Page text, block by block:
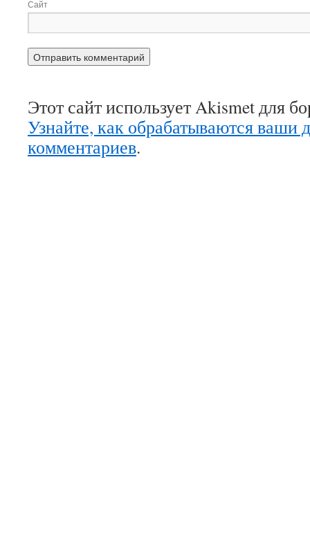
Сайт
Этот сайт использует Akismet для
Узнайте, как обрабатываются ваши
комментариев.